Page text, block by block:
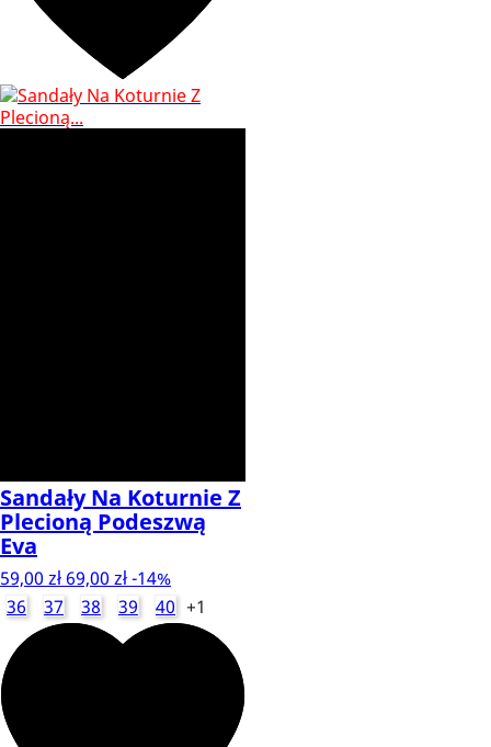
Sandały Na Koturnie Z
Plecioną Podeszwą
Eva
59,00 zł 69,00 zł-14%
36
37 38 39 40 +1